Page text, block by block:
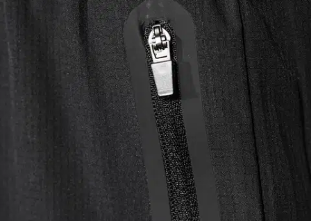
Verkkokaupan hinta
black
Valitse koko